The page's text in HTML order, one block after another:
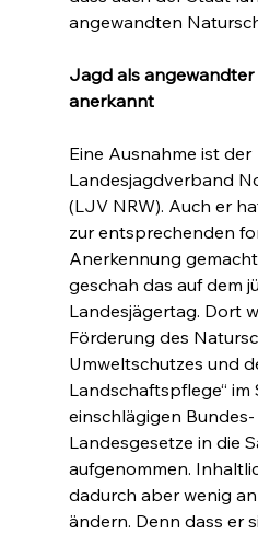
angewandten
Jagd als
anerkannt
Eine Ausnahme ist der
Landesjagdverband
(LJV NRW). Auch er
zur entsprechenden
Anerkennung
geschah das auf dem
Landesjägertag. Dort
Förderung des
Umweltschutzes und
Landschaftspflege“ im
einschlägigen
Landesgesetze in die
aufgenommen.
dadurch aber wenig
ändern. Denn dass er